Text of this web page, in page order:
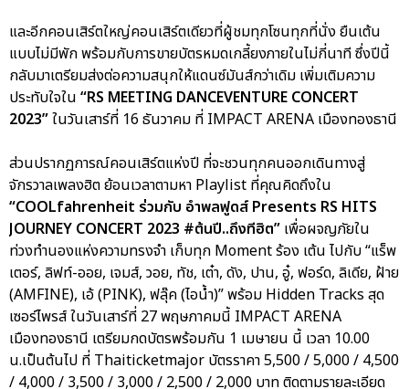
และอีกคอนเสิร์ตใหญ่คอนเสิร์ตเดียวที่ผู้ชมทุกโซนทุกที่นั่ง ยืนเต้น
แบบไม่มีพัก พร้อมกับการขายบัตรหมดเกลี้ยงภายในไม่กี่นาที ซึ่งปีนี้
กลับมาเตรียมส่งต่อความสนุกให้แดนซ์มันส์กว่าเดิม เพิ่มเติมความ
ประทับใจใน “RS MEETING DANCEVENTURE CONCERT
2023”ในวันเสาร์ที่ 16 ธันวาคม ที่ IMPACT ARENA เมืองทองธานี
ส่วนปรากฏการณ์คอนเสิร์ตแห่งปี ที่จะชวนทุกคนออกเดินทางสู่
จักรวาลเพลงฮิต ย้อนเวลาตามหา Playlist ที่คุณคิดถึงใน
“COOLfahrenheit ร่วมกับ อำพลฟูดส์ Presents RS HITS
JOURNEY CONCERT 2023 #ต้นปี..ถึงทีฮิต” เพื่อผจญภัยใน
ท่วงทำนองแห่งความทรงจำ เก็บทุก Moment ร้อง เต้น ไปกับ “แร็พ
เตอร์, ลิฟท์-ออย, เจมส์, วอย, ทัช, เต๋า, ดัง, ปาน, อู๋, ฟอร์ด, ลิเดีย, ฝ้าย
(AMFINE), เอ้ (PINK), ฟลุ๊ค (ไอน้ำ)” พร้อม Hidden Tracks สุด
เซอร์ไพรส์ ในวันเสาร์ที่ 27 พฤษภาคมนี้ IMPACT ARENA
เมืองทองธานี เตรียมกดบัตรพร้อมกัน 1 เมษายน นี้ เวลา 10.00
น.เป็นต้นไป ที่ Thaiticketmajor บัตรราคา 5,500 / 5,000 / 4,500
/ 4,000 / 3,500 / 3,000 / 2,500 / 2,000 บาท ติดตามรายละเอียด